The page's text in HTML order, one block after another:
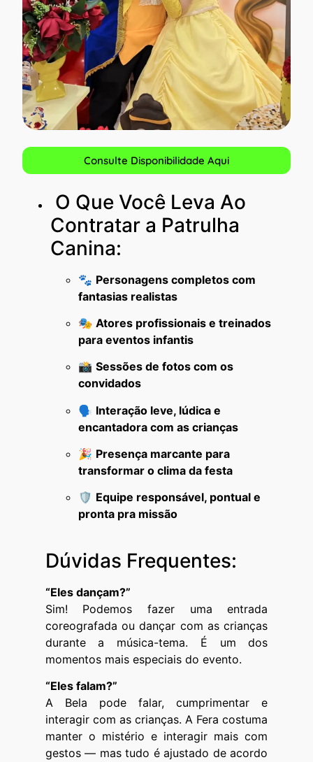
Consulte Disponibilidade Aqui
O Que Você Leva Ao
Contratar a Patrulha
Canina:
🐾 Personagens completos com
fantasias realistas
🎭 Atores profissionais e treinados
para eventos infantis
📸 Sessões de fotos com os
convidados
🗣️ Interação leve, lúdica e
encantadora com as crianças
🎉 Presença marcante para
transformar o clima da festa
🛡️ Equipe responsável, pontual e
pronta pra missão
Dúvidas Frequentes:
“Eles dançam?”
Sim! Podemos fazer uma entrada
coreografada ou dançar com as crianças
durante a música-tema. É um dos
momentos mais especiais do evento.
“Eles falam?”
A Bela pode falar, cumprimentar e
interagir com as crianças. A Fera costuma
manter o mistério e interagir mais com
gestos — mas tudo é ajustado de acordo